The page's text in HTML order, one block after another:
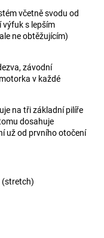
včetně svodu od
výfuk s lepším
ne obtěžujícím)
závodní
v každé
na tři základní pilíře
dosahuje
už od prvního otočení
(stretch)